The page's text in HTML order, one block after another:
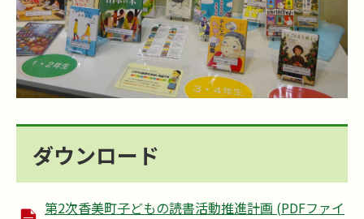
ダウンロード
第2次香美町子どもの読書活動推進計画 (PDFファイ